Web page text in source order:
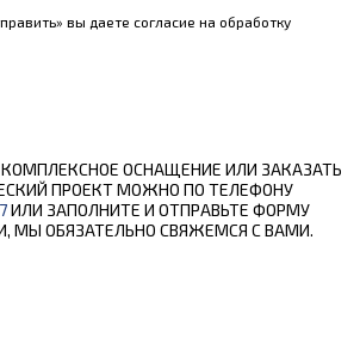
вы даете согласие на обработку
ОСНАЩЕНИЕ ИЛИ ЗАКАЗАТЬ
ПРОЕКТ МОЖНО ПО ТЕЛЕФОНУ
ИЛИ ЗАПОЛНИТЕ И ОТПРАВЬТЕ ФОРМУ
МЫ ОБЯЗАТЕЛЬНО СВЯЖЕМСЯ С ВАМИ.